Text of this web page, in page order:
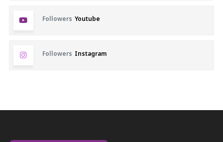
Followers Youtube
Followers Instagram